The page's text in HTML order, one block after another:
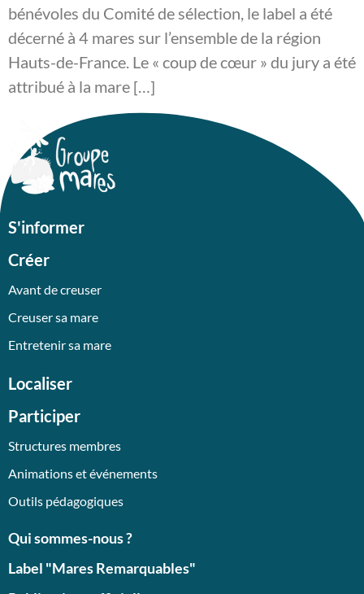
bénévoles du Comité de sélection, le label a été
décerné à 4 mares sur l’ensemble de la région
Hauts-de-France. Le « coup de cœur » du jury a été
attribué à la mare […]
S'informer
Créer
Avant de creuser
Creuser sa mare
Entretenir sa mare
Localiser
Participer
Structures membres
Animations et événements
Outils pédagogiques
Qui sommes-nous ?
Label "Mares Remarquables"